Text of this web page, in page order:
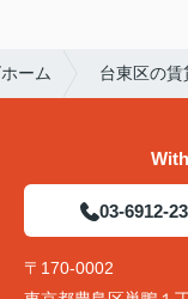
ーム 台東区の
03-6912-
〒170-0002